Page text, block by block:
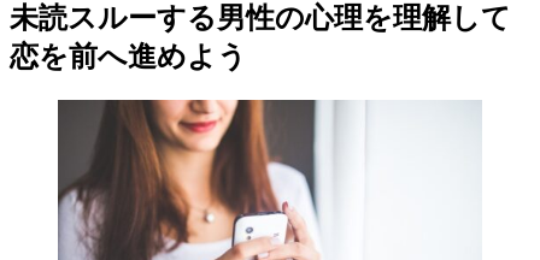
未読スルーする男性の心理を理解して
恋を前へ進めよう